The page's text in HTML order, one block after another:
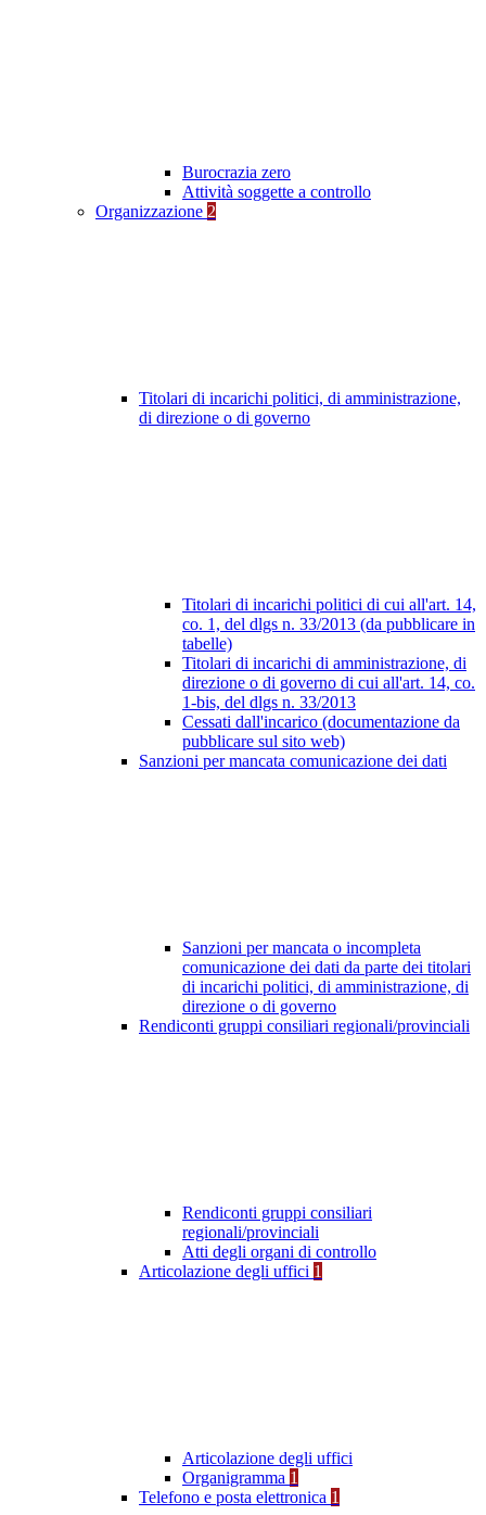
Burocrazia zero
Attività soggette a controllo
Organizzazione 2
Titolari di incarichi politici, di amministrazione,
di direzione o di governo
Titolari di incarichi politici di cui all'art. 14,
co. 1, del dlgs n. 33/2013 (da pubblicare in
tabelle)
Titolari di incarichi di amministrazione, di
direzione o di governo di cui all'art. 14, co.
1-bis, del dlgs n. 33/2013
Cessati dall'incarico (documentazione da
pubblicare sul sito web)
Sanzioni per mancata comunicazione dei dati
Sanzioni per mancata o incompleta
comunicazione dei dati da parte dei titolari
di incarichi politici, di amministrazione, di
direzione o di governo
Rendiconti gruppi consiliari regionali/provinciali
Rendiconti gruppi consiliari
regionali/provinciali
Atti degli organi di controllo
Articolazione degli uffici 1
Articolazione degli uffici
Organigramma 1
Telefono e posta elettronica 1